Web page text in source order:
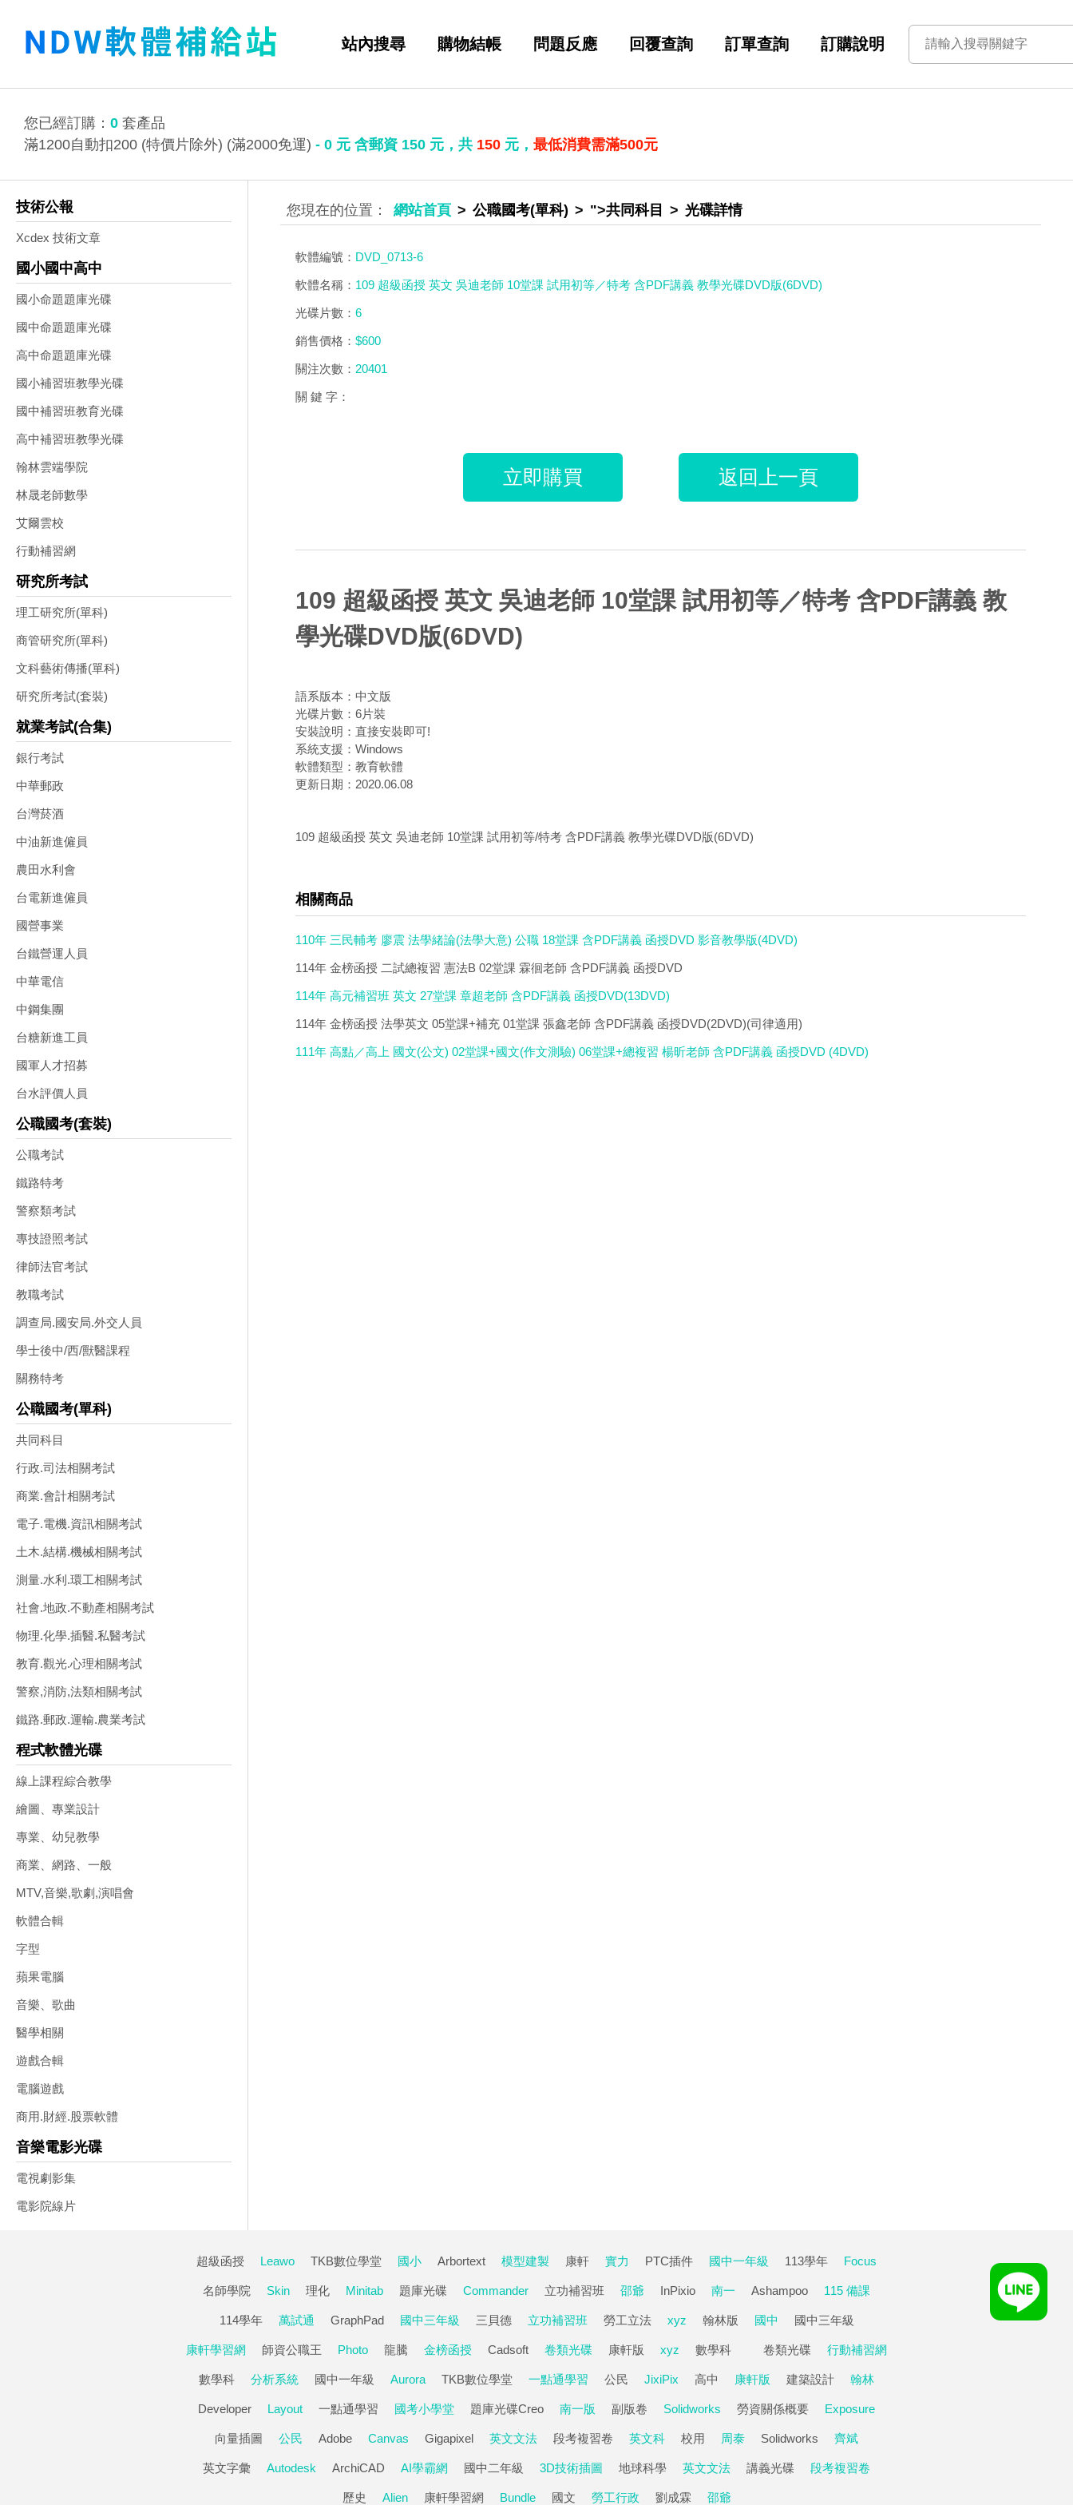
站內搜尋 購物結帳 問題反應 回覆查詢 訂單查詢 訂購說明
您已經訂購： 0 套產品
滿1200自動扣200 (特價片除外) (滿2000免運) - 0 元 含郵資 150 元，共 150 元， 最低消費需滿500元
技術公報
Xcdex 技術文章
國小國中高中
國小命題題庫光碟
國中命題題庫光碟
高中命題題庫光碟
國小補習班教學光碟
國中補習班教育光碟
高中補習班教學光碟
翰林雲端學院
林晟老師數學
艾爾雲校
行動補習網
研究所考試
理工研究所(單科)
商管研究所(單科)
文科藝術傳播(單科)
研究所考試(套裝)
就業考試(合集)
銀行考試
中華郵政
台灣菸酒
中油新進僱員
農田水利會
台電新進僱員
國營事業
台鐵營運人員
中華電信
中鋼集團
台糖新進工員
國軍人才招募
台水評價人員
公職國考(套裝)
公職考試
鐵路特考
警察類考試
專技證照考試
律師法官考試
教職考試
調查局.國安局.外交人員
學士後中/西/獸醫課程
關務特考
公職國考(單科)
共同科目
行政.司法相關考試
商業.會計相關考試
電子.電機.資訊相關考試
土木.結構.機械相關考試
測量.水利.環工相關考試
社會.地政.不動產相關考試
物理.化學.插醫.私醫考試
教育.觀光.心理相關考試
警察,消防,法類相關考試
鐵路.郵政.運輸.農業考試
程式軟體光碟
線上課程綜合教學
繪圖、專業設計
專業、幼兒教學
商業、網路、一般
MTV,音樂,歌劇,演唱會
軟體合輯
字型
蘋果電腦
音樂、歌曲
醫學相關
遊戲合輯
電腦遊戲
商用.財經.股票軟體
音樂電影光碟
電視劇影集
電影院線片
網站首頁 公職國考(單科) ">共同科目 光碟詳情
軟體編號： DVD_0713-6
軟體名稱： 109 超級函授 英文 吳迪老師 10堂課 試用初等／特考 含PDF講義 教學光碟DVD版(6DVD)
光碟片數：6
銷售價格：$600
關注次數： 20401
關 鍵 字：
立即購買 返回上一頁
109 超級函授 英文 吳迪老師 10堂課 試用初等／特考 含PDF講義 教
學光碟DVD版(6DVD)
語系版本：中文版
光碟片數：6片裝
安裝說明：直接安裝即可!
系統支援：Windows
軟體類型：教育軟體
更新日期：2020.06.08
109 超級函授 英文 吳迪老師 10堂課 試用初等/特考 含PDF講義 教學光碟DVD版(6DVD)
相關商品
110年 三民輔考 廖震 法學緒論(法學大意) 公職 18堂課 含PDF講義 函授DVD 影音教學版(4DVD)
114年 金榜函授 二試總複習 憲法B 02堂課 霖徊老師 含PDF講義 函授DVD
114年 高元補習班 英文 27堂課 章超老師 含PDF講義 函授DVD(13DVD)
114年 金榜函授 法學英文 05堂課+補充 01堂課 張鑫老師 含PDF講義 函授DVD(2DVD)(司律適用)
111年 高點／高上 國文(公文) 02堂課+國文(作文測驗) 06堂課+總複習 楊昕老師 含PDF講義 函授DVD (4DVD)
超級函授 Leawo TKB數位學堂 國小 Arbortext 模型建製 康軒 實力 PTC插件 國中一年級 113學年 Focus
名師學院 Skin 理化 Minitab 題庫光碟 Commander 立功補習班 邵爺 InPixio 南一 Ashampoo 115 備課
114學年 萬試通 GraphPad 國中三年級 三貝德 立功補習班 勞工立法 xyz 翰林版 國中 國中三年級
康軒學習網 師資公職王 Photo 龍騰 金榜函授 Cadsoft 卷類光碟 康軒版 xyz 數學科 卷類光碟 行動補習網
數學科 分析系統 國中一年級 Aurora TKB數位學堂 一點通學習 公民 JixiPix 高中 康軒版 建築設計 翰林
Developer Layout 一點通學習 國考小學堂 題庫光碟Creo 南一版 副版卷 Solidworks 勞資關係概要 Exposure
向量插圖 公民 Adobe Canvas Gigapixel 英文文法 段考複習卷 英文科 校用 周泰 Solidworks 齊斌
英文字彙 Autodesk ArchiCAD AI學霸網 國中二年級 3D技術插圖 地球科學 英文文法 講義光碟 段考複習卷
歷史 Alien 康軒學習網 Bundle 國文 勞工行政 劉成霖 邵爺